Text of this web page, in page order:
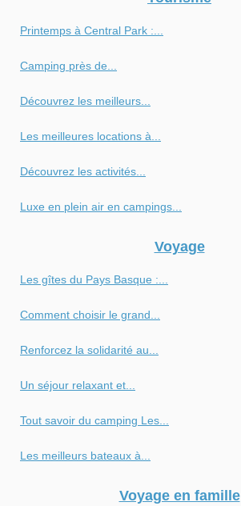
Printemps à Central Park :...
Camping près de...
Découvrez les meilleurs...
Les meilleures locations à...
Découvrez les activités...
Luxe en plein air en campings...
Voyage
Les gîtes du Pays Basque :...
Comment choisir le grand...
Renforcez la solidarité au...
Un séjour relaxant et...
Tout savoir du camping Les...
Les meilleurs bateaux à...
Voyage en famille